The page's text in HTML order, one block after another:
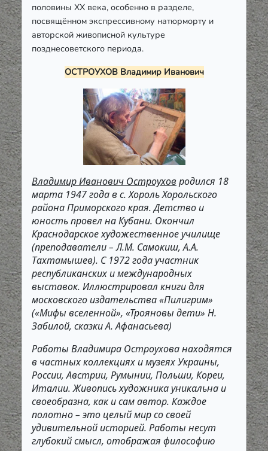
половины XX века, особенно в разделе,
посвящённом экспрессивному натюрморту и
авторской живописной культуре
позднесоветского периода.
ОСТРОУХОВ Владимир Иванович
Владимир Иванович Остроуховродился 18
марта 1947 года в с. Хороль Хорольского
района Приморского края. Детство и
юность провел на Кубани. Окончил
Краснодарское художественное училище
(преподаватели – Л.М. Самокиш, А.А.
Тахтамышев). С 1972 года участник
республиканских и международных
выставок. Иллюстрировал книги для
московского издательства «Пилигрим»
(«Мифы вселенной», «Трояновы дети» Н.
Забилой, сказки А. Афанасьева)
Работы Владимира Остроухова находятся
в частных коллекциях и музеях Украины,
России, Австрии, Румынии, Польши, Кореи,
Италии. Живопись художника уникальна и
своеобразна, как и сам автор. Каждое
полотно – это целый мир со своей
удивительной историей. Работы несут
глубокий смысл, отображая философию